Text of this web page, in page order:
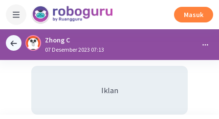
Masuk
Zhong C
07 Desember 2023 07:13
Iklan